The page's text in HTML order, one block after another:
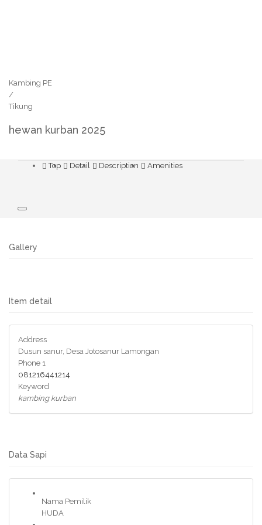
Kambing PE
/
Tikung
hewan kurban 2025
Top Detail Description Amenities
Gallery
Item detail
Address
Dusun sanur, Desa Jotosanur Lamongan
Phone 1
081216441214
Keyword
kambing kurban
Data Sapi
Nama Pemilik
HUDA